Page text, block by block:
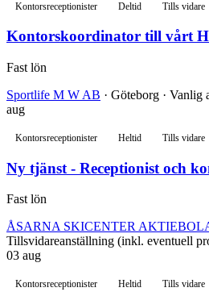
Kontorsreceptionister Deltid Tills vidare
Kontorskoordinator till vårt
Fast lön
Sportlife M W AB · Göteborg · Vanlig
aug
Kontorsreceptionister Heltid Tills vidare
Ny tjänst - Receptionist och
Fast lön
ÅSARNA SKICENTER
Tillsvidareanställning (inkl. eventuell
03 aug
Kontorsreceptionister Heltid Tills vidare